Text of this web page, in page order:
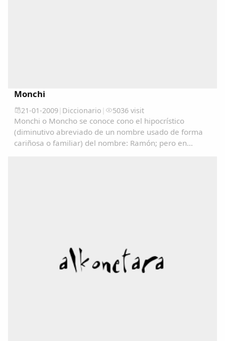
Monchi
21-01-2009| Diccionario | 5036 visit
Monchi o Moncho se conoce cono el hipocrístico
(diminutivo abreviado de un nombre usado de forma
cariñosa o familiar) del nombre: Ramón; pero en